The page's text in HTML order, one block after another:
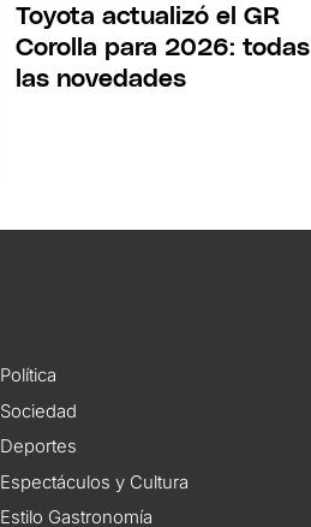
Toyota actualizó el GR
Corolla para 2026: todas
las novedades
Política
Sociedad
Deportes
Espectáculos y Cultura
Estilo Gastronomía